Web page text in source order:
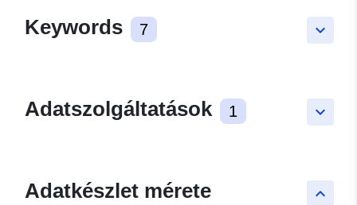
keyboard_arrow_down
Keywords 7
keyboard_arrow_down
Adatszolgáltatások 1
keyboard_arrow_up
Adatkészlet mérete